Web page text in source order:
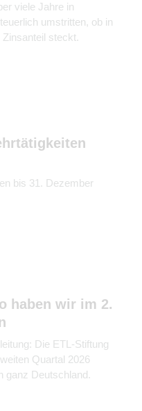
viele Jahre in
umstritten, ob in
steckt.
bis 31. Dezember
haben wir im 2.
Die ETL-Stiftung
Quartal 2026
ganz Deutschland.